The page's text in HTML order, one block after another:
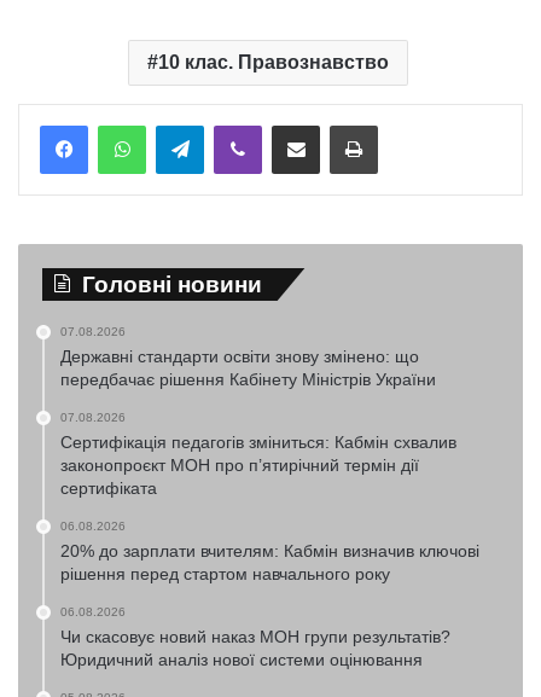
10 клас. Правознавство
TelegramViber Надіслати електронною поштоюНадрукувати
Головні новини
07.08.2026
Державні стандарти освіти знову змінено: що
передбачає рішення Кабінету Міністрів України
07.08.2026
Сертифікація педагогів зміниться: Кабмін схвалив
законопроєкт МОН про п’ятирічний термін дії
сертифіката
06.08.2026
20% до зарплати вчителям: Кабмін визначив ключові
рішення перед стартом навчального року
06.08.2026
Чи скасовує новий наказ МОН групи результатів?
Юридичний аналіз нової системи оцінювання